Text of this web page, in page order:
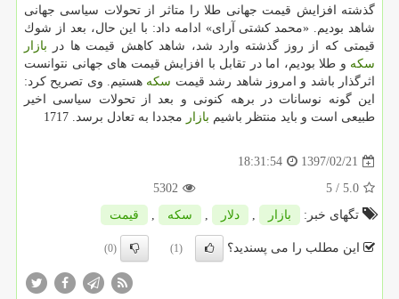
گذشته افزایش قیمت جهانی طلا را متاثر از تحولات سیاسی جهانی
شاهد بودیم. «محمد كشتی آرای» ادامه داد: با این حال، بعد از شوك
قیمتی كه از روز گذشته وارد شد، شاهد كاهش قیمت ها در بازار
سكه و طلا بودیم، اما در تقابل با افزایش قیمت های جهانی نتوانست
اثرگذار باشد و امروز شاهد رشد قیمت سكه هستیم. وی تصریح كرد:
این گونه نوسانات در برهه كنونی و بعد از تحولات سیاسی اخیر
طبیعی است و باید منتظر باشیم بازار مجددا به تعادل برسد. 1717
1397/02/21
18:31:54
5.0
/ 5
5302
تگهای خبر:
بازار , دلار , سكه , قیمت
این مطلب را می پسندید؟ (1)
(0)